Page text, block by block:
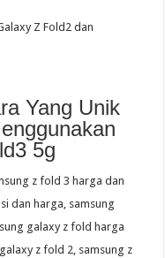
Z Fold2 dan
Yang Unik
5g
z fold 3 harga dan
dan harga, samsung
galaxy z fold harga
z fold 2, samsung z